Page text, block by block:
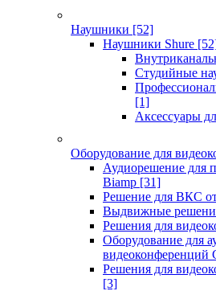
Наушники [52]
Наушники Shure
Студийные
[1]
Аксессуары
Оборудование для
Аудиорешение для
Biamp [31]
Решение для ВКС
Выдвижные
Решения для
Оборудование для
видеоконференций
Решения для
[3]